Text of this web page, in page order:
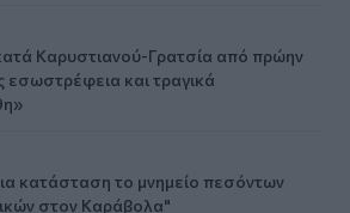
Καρυστιανού-Γρατσία από πρώην
εσωστρέφεια και τραγικά
κατάσταση το μνημείο πεσόντων
στον Καράβολα"